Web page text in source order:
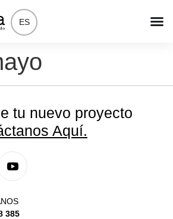
ES
tu nuevo proyecto
Aquí.
385